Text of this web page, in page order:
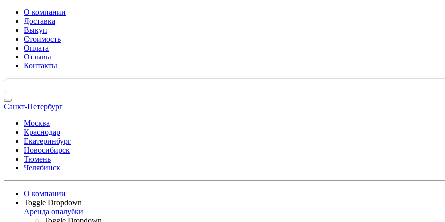
О компании
Доставка
Выкуп
Стоимость
Оплата
Отзывы
Контакты
Search
for:
Санкт-Петербург
Москва
Краснодар
Екатеринбург
Новосибирск
Тюмень
Челябинск
О компании
Toggle Dropdown
Аренда опалубки
Toggle Dropdown